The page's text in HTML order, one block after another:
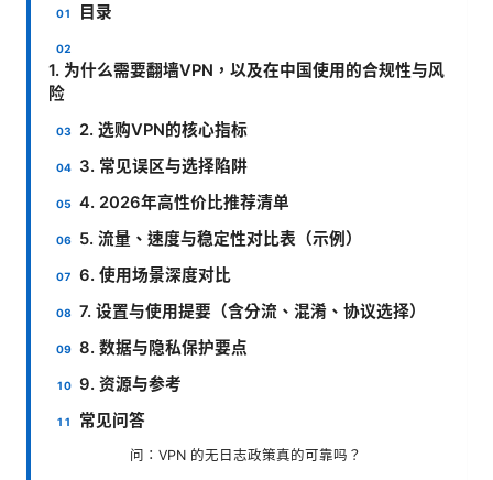
目录
1. 为什么需要翻墙VPN，以及在中国使用的合规性与风
险
2. 选购VPN的核心指标
3. 常见误区与选择陷阱
4. 2026年高性价比推荐清单
5. 流量、速度与稳定性对比表（示例）
6. 使用场景深度对比
7. 设置与使用提要（含分流、混淆、协议选择）
8. 数据与隐私保护要点
9. 资源与参考
常见问答
问：VPN 的无日志政策真的可靠吗？